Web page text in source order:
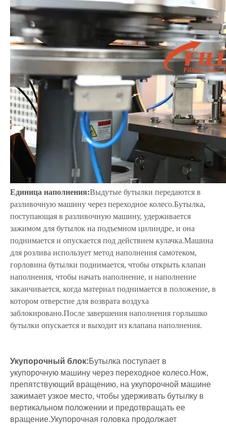
Единица наполнения:Выдутые бутылки передаются в
разливочную машину через переходное колесо.Бутылка,
поступающая в разливочную машину, удерживается
зажимом для бутылок на подъемном цилиндре, и она
поднимается и опускается под действием кулачка.Машина
для розлива использует метод наполнения самотеком,
горловина бутылки поднимается, чтобы открыть клапан
наполнения, чтобы начать наполнение, и наполнение
заканчивается, когда материал поднимается в положение, в
котором отверстие для возврата воздуха
заблокировано.После завершения наполнения горлышко
бутылки опускается и выходит из клапана наполнения.
Укупорочный блок:Бутылка поступает в
укупорочную машину через переходное колесо.Нож,
препятствующий вращению, на укупорочной машине
зажимает узкое место, чтобы удерживать бутылку в
вертикальном положении и предотвращать ее
вращение.Укупорочная головка продолжает